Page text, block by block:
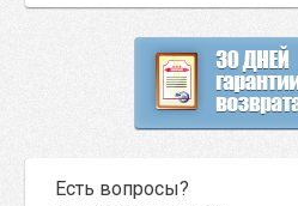
Есть вопросы?